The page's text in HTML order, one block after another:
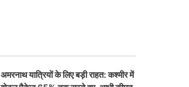
अमरनाथ यात्रियों के लिए बड़ी राहत: कश्मीर में